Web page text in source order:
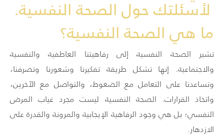
لأسئلتك حول الصحة النفسية.
ما هي الصحة النفسية؟
تشير الصحة النفسية إلى رفاهيتنا العاطفية والنفسية
والاجتماعية. إنها تشكل طريقة تفكيرنا وشعورنا وتصرفنا،
وتساعدنا على التعامل مع الضغوط، والتواصل مع الآخرين،
واتخاذ القرارات. الصحة النفسية ليست مجرد غياب المرض
النفسي؛ بل هي وجود الرفاهية الإيجابية والمرونة والقدرة على
الازدهار.